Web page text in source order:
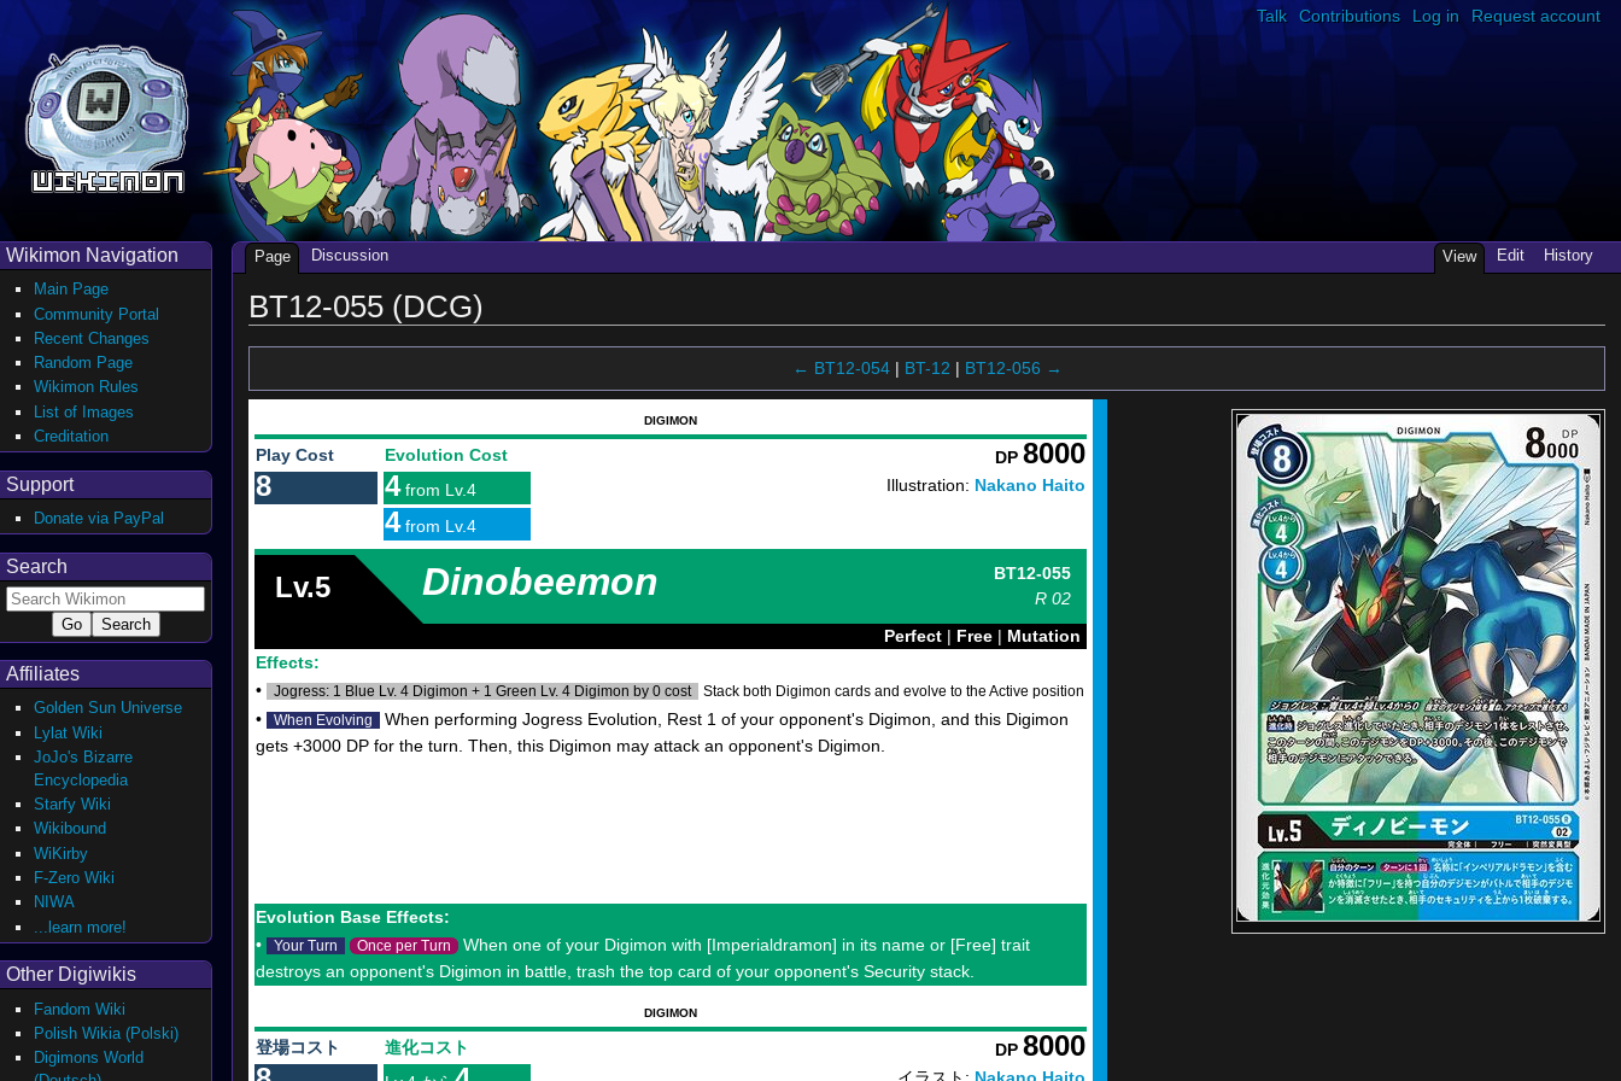
BT12-055 (DCG)
← BT12-054| BT-12 | BT12-056 →
DIGIMON
Play Cost Evolution Cost DP 8000
8
4 from Lv.4 Illustration: Nakano Haito
4 from Lv.4
Lv.5 Dinobeemon
BT12-055
R 02
Perfect| Free| Mutation
Effects:
•
Jogress: 1 Blue Lv. 4 Digimon + 1 Green Lv. 4 Digimon by 0 cost Stack both Digimon cards and evolve to the Active position
• When Evolving
When performing Jogress Evolution, Rest 1 of your opponent's Digimon, and this Digimon
gets +3000 DP for the turn. Then, this Digimon may attack an opponent's Digimon.
Evolution Base Effects:
•
Your Turn Once per Turn When one of your Digimon with [Imperialdramon] in its name or [Free] trait
destroys an opponent's Digimon in battle, trash the top card of your opponent's Security stack.
DIGIMON
登場コスト 進化コスト DP 8000
Talk Contributions Log in Request account
Page Discussion View Edit History
Wikimon Navigation
Main Page
Community Portal
Recent Changes
Random Page
Wikimon Rules
List of Images
Creditation
Support
Donate via PayPal
Search
Affiliates
Golden Sun Universe
Lylat Wiki
JoJo's Bizarre
Encyclopedia
Starfy Wiki
Wikibound
WiKirby
F-Zero Wiki
NIWA
...learn more!
Other Digiwikis
Fandom Wiki
Polish Wikia (Polski)
Digimons World